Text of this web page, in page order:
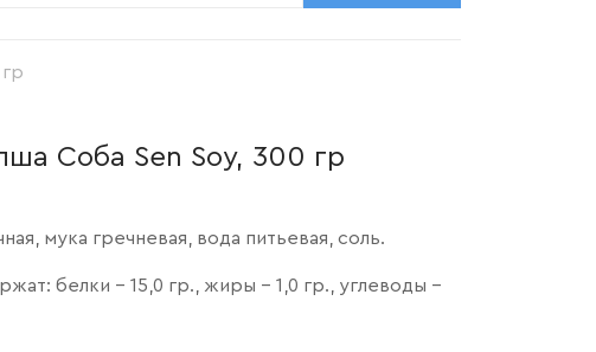
Соба Sen Soy, 300 гр
мука гречневая, вода питьевая, соль.
белки - 15,0 гр., жиры - 1,0 гр., углеводы -